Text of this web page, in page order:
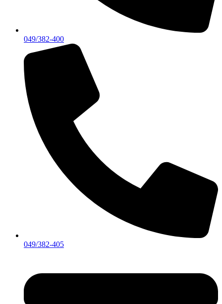
049/382-400
049/382-405